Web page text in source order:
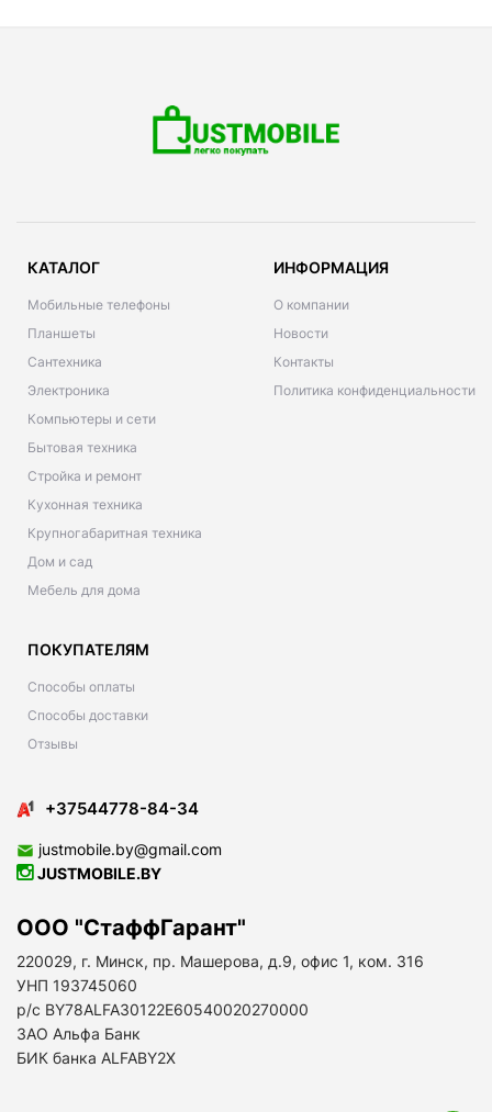
КАТАЛОГ
Мобильные телефоны
Планшеты
Сантехника
Электроника
Компьютеры и сети
Бытовая техника
Стройка и ремонт
Кухонная техника
Крупногабаритная техника
Дом и сад
Мебель для дома
ИНФОРМАЦИЯ
О компании
Новости
Контакты
Политика конфиденциальности
ПОКУПАТЕЛЯМ
Способы оплаты
Способы доставки
Отзывы
+37544778-84-34
justmobile.by@gmail.com
JUSTMOBILE.BY
ООО "СтаффГарант"
220029, г. Минск, пр. Машерова, д.9, офис 1, ком. 316
УНП 193745060
р/с BY78ALFA30122E60540020270000
ЗАО Альфа Банк
БИК банка ALFABY2X